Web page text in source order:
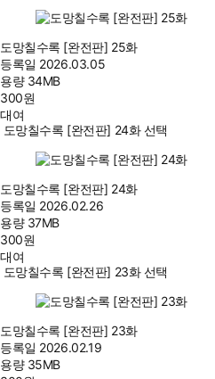
도망칠수록 [완전판] 25화
등록일 2026.03.05
용량 34MB
300원
대여
도망칠수록 [완전판] 24화 선택
도망칠수록 [완전판] 24화
등록일 2026.02.26
용량 37MB
300원
대여
도망칠수록 [완전판] 23화 선택
도망칠수록 [완전판] 23화
등록일 2026.02.19
용량 35MB